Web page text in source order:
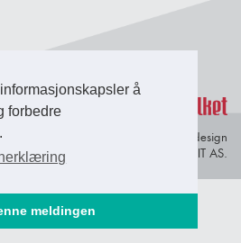
å
forbedre
meldingen
2026 Briefing Fosen.
Webdesign
av Lindbak IT AS.